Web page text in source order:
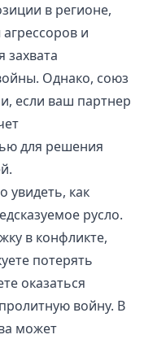
в регионе,
и
захвата
Однако, союз
если ваш партнер
для решения
увидеть, как
русло.
в конфликте,
потерять
оказаться
войну. В
может